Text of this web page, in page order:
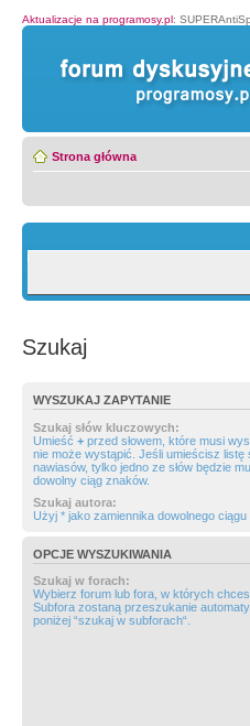
Aktualizacje na programosy.pl:
Strona główna
Szukaj
WYSZUKAJ ZAPYTANIE
Szukaj słów kluczowych:
Umieść + przed słowem, które musi
nie może wystąpić. Jeśli umieścisz listę
nawiasów, tylko jedno ze słów będzie
dowolny ciąg znaków.
Szukaj autora:
Użyj * jako zamiennika dowolnego ciągu
OPCJE WYSZUKIWANIA
Szukaj w forach:
Wybierz forum lub fora, w których
Subfora zostaną przeszukanie
poniżej “szukaj w subforach“.